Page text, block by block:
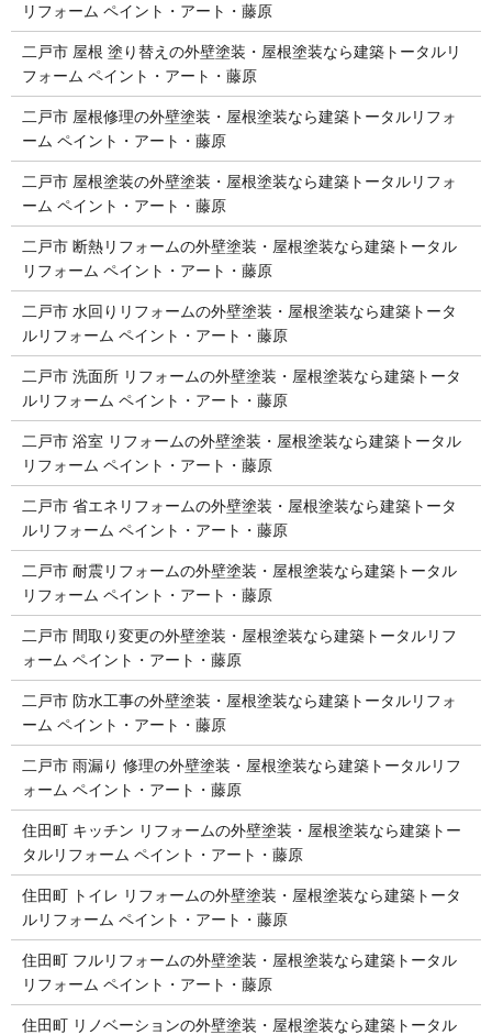
リフォーム ペイント・アート・藤原
二戸市 屋根 塗り替えの外壁塗装・屋根塗装なら建築トータルリ
フォーム ペイント・アート・藤原
二戸市 屋根修理の外壁塗装・屋根塗装なら建築トータルリフォ
ーム ペイント・アート・藤原
二戸市 屋根塗装の外壁塗装・屋根塗装なら建築トータルリフォ
ーム ペイント・アート・藤原
二戸市 断熱リフォームの外壁塗装・屋根塗装なら建築トータル
リフォーム ペイント・アート・藤原
二戸市 水回りリフォームの外壁塗装・屋根塗装なら建築トータ
ルリフォーム ペイント・アート・藤原
二戸市 洗面所 リフォームの外壁塗装・屋根塗装なら建築トータ
ルリフォーム ペイント・アート・藤原
二戸市 浴室 リフォームの外壁塗装・屋根塗装なら建築トータル
リフォーム ペイント・アート・藤原
二戸市 省エネリフォームの外壁塗装・屋根塗装なら建築トータ
ルリフォーム ペイント・アート・藤原
二戸市 耐震リフォームの外壁塗装・屋根塗装なら建築トータル
リフォーム ペイント・アート・藤原
二戸市 間取り変更の外壁塗装・屋根塗装なら建築トータルリフ
ォーム ペイント・アート・藤原
二戸市 防水工事の外壁塗装・屋根塗装なら建築トータルリフォ
ーム ペイント・アート・藤原
二戸市 雨漏り 修理の外壁塗装・屋根塗装なら建築トータルリフ
ォーム ペイント・アート・藤原
住田町 キッチン リフォームの外壁塗装・屋根塗装なら建築トー
タルリフォーム ペイント・アート・藤原
住田町 トイレ リフォームの外壁塗装・屋根塗装なら建築トータ
ルリフォーム ペイント・アート・藤原
住田町 フルリフォームの外壁塗装・屋根塗装なら建築トータル
リフォーム ペイント・アート・藤原
住田町 リノベーションの外壁塗装・屋根塗装なら建築トータル